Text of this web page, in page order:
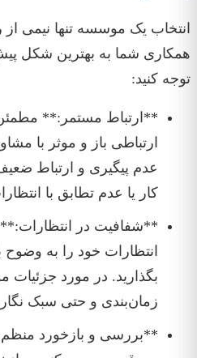
انتخاب یک موسسه تنها نیمی از
همکاری شما به بهترین شکل
توجه کنید:
**ارتباط مستمر:**
ارتباطی باز و موثر با
عدم پیگیری و ارتباط
کار یا عدم تطابق با
**شفافیت در انتظارات:**
انتظارات خود را به
بگذارید. در مورد جزئیات
زمان‌بندی و حتی سبک
**بررسی و بازخورد